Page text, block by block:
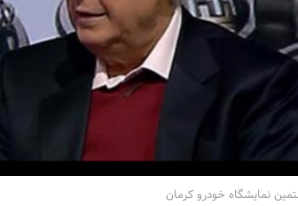
نمایشگاه خودرو کرمان